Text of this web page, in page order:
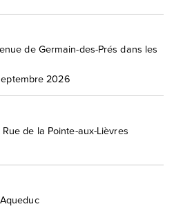
de Germain-des-Prés dans les
2026
Rue de la Pointe-aux-Lièvres